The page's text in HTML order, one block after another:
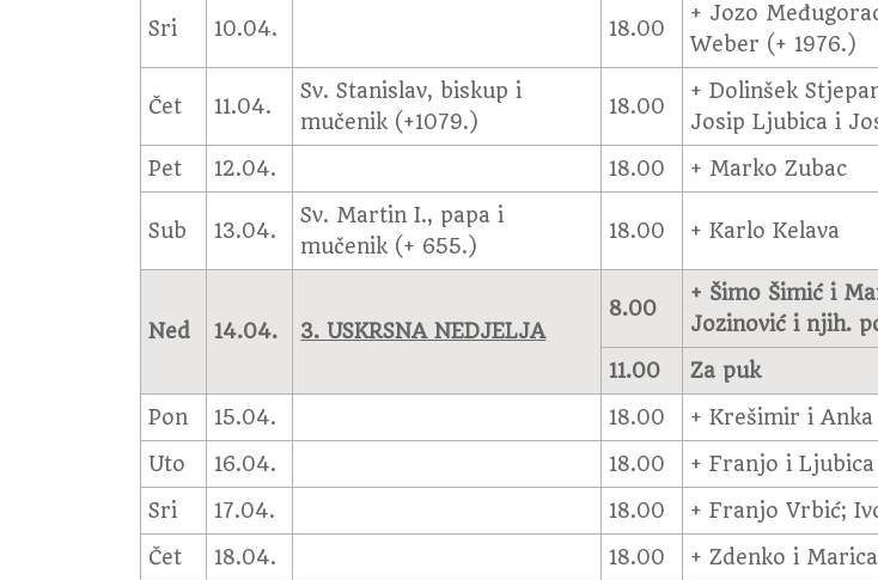
Sri 10.04. 18.00
+ Jozo
Weber (+ 1976.)
Čet 11.04.
Sv. Stanislav, biskup i
mučenik (+1079.)
18.00
+ Dolinšek
Josip Ljubica i
Pet
12.04. 18.00 + Marko Zubac
Sub 13.04.
Sv. Martin I., papa i
mučenik (+ 655.)
18.00 + Karlo Kelava
Ned 14.04. 3. USKRSNA NEDJELJA
8.00
+ Šimo Šimić i
Jozinović i njih.
11.00
Za puk
Pon
15.04. 18.00
+ Krešimir i
Uto
16.04. 18.00
+ Franjo i
Sri
17.04. 18.00
+ Franjo Vrbić;
Čet
18.04. 18.00
+ Zdenko i